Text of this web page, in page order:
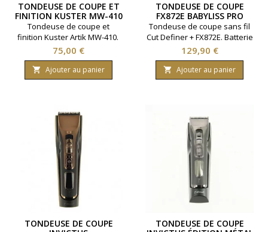
TONDEUSE DE COUPE ET
FINITION KUSTER MW-410
Tondeuse de coupe et
finition Kuster Artik MW-410.
Robustesse pour un usage
intense. Lame titane spécial
zéro. Rechargeable pour une
autonomie jusqu'à trois
Prix
75,00 €
 Ajouter au panier
TONDEUSE DE COUPE
FX872E BABYLISS PRO
Tondeuse de coupe sans fil
Cut Definer + FX872E. Batterie
avec autonomie 160 minutes.
Cinq hauteurs de coupe.
Moteur 7000 tours par
minutes. Livré avec 8 sabots.
Prix
129,90 €
 Ajouter au panier
TONDEUSE DE COUPE
TONDEUSE DE COUPE